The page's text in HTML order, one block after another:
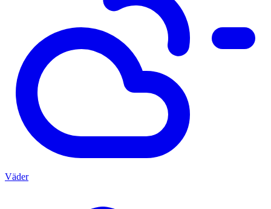
Väder